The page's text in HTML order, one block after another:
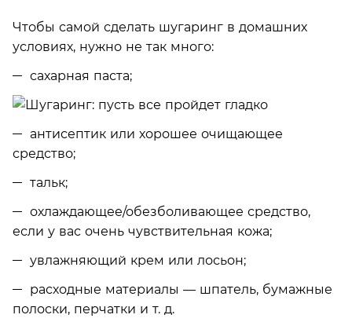
Чтобы самой сделать шугаринг в домашних
условиях, нужно не так много:
сахарная паста;
антисептик или хорошее очищающее
средство;
тальк;
охлаждающее/обезболивающее средство,
если у вас очень чувствительная кожа;
увлажняющий крем или лосьон;
расходные материалы — шпатель, бумажные
полоски, перчатки и т. д.